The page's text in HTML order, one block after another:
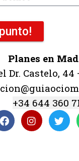
Planes en
Dr. Castelo,
+34 644 360